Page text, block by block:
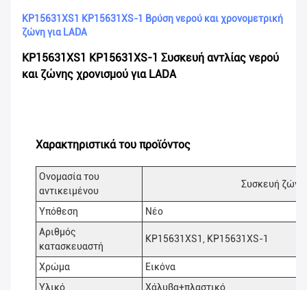
KP15631XS1 KP15631XS-1 Βρύση νερού και χρονομετρική
ζώνη για LADA
KP15631XS1 KP15631XS-1 Συσκευή αντλίας νερού
και ζώνης χρονισμού για LADA
Χαρακτηριστικά του προϊόντος
Ονομασία του
αντικειμένου
Συσκευή
Υπόθεση
Νέο
Αριθμός
κατασκευαστή
KP15631XS1, KP15631XS-1
Χρώμα
Εικόνα
Υλικό
Χάλυβα+πλαστικό